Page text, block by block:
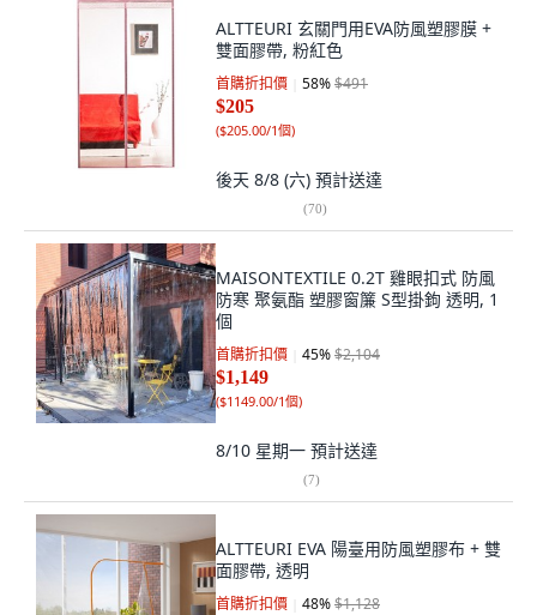
ALTTEURI 玄關門用EVA防風塑膠膜 +
雙面膠帶, 粉紅色
首購折扣價 58%$491
$205
($205.00/1個)
後天 8/8 (六) 預計送達
(70)
MAISONTEXTILE 0.2T 雞眼扣式 防風
防寒 聚氨酯 塑膠窗簾 S型掛鉤 透明, 1
個
首購折扣價 45%$2,104
$1,149
($1149.00/1個)
8/10 星期一 預計送達
(7)
ALTTEURI EVA 陽臺用防風塑膠布 + 雙
面膠帶, 透明
首購折扣價 48%$1,128